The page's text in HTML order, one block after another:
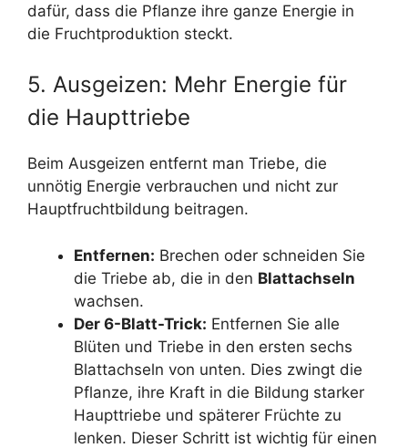
dafür, dass die Pflanze ihre ganze Energie in
die Fruchtproduktion steckt.
5. Ausgeizen: Mehr Energie für
die Haupttriebe
Beim Ausgeizen entfernt man Triebe, die
unnötig Energie verbrauchen und nicht zur
Hauptfruchtbildung beitragen.
Entfernen: Brechen oder schneiden Sie
die Triebe ab, die in den Blattachseln
wachsen.
Der 6-Blatt-Trick: Entfernen Sie alle
Blüten und Triebe in den ersten sechs
Blattachseln von unten. Dies zwingt die
Pflanze, ihre Kraft in die Bildung starker
Haupttriebe und späterer Früchte zu
lenken. Dieser Schritt ist wichtig für einen